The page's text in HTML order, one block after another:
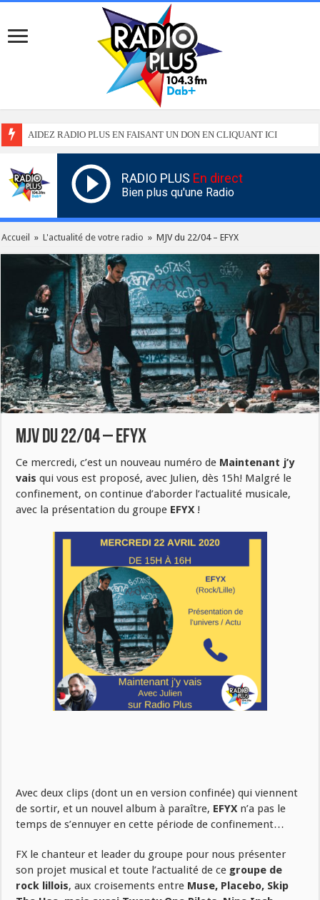
AIDEZ RADIO PLUS EN FAISANT UN DON EN CLIQUANT ICI
RADIO PLUS En direct
Bien plus qu'une Radio
Accueil » L'actualité de votre radio » MJV du 22/04 – EFYX
MJV du 22/04 – EFYX
Ce mercredi, c’est un nouveau numéro de Maintenant j’y
vais qui vous est proposé, avec Julien, dès 15h! Malgré le
confinement, on continue d’aborder l’actualité musicale,
avec la présentation du groupe EFYX!
Avec deux clips (dont un en version confinée) qui viennent
de sortir, et un nouvel album à paraître, EFYXn’a pas le
temps de s’ennuyer en cette période de confinement…
FX le chanteur et leader du groupe pour nous présenter
son projet musical et toute l’actualité de ce groupe de
rock lillois, aux croisements entre Muse, Placebo, Skip